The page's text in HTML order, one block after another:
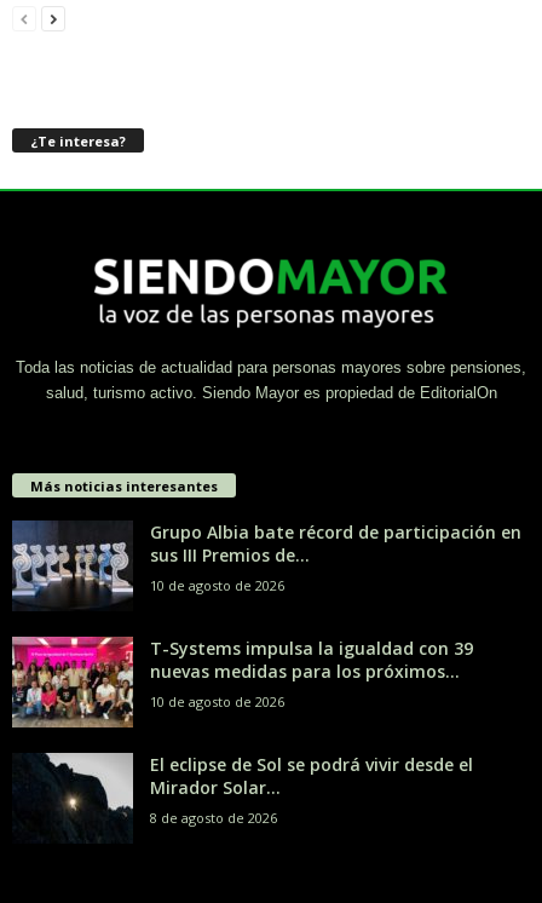
¿Te interesa?
Toda las noticias de actualidad para personas mayores sobre pensiones,
salud, turismo activo. Siendo Mayor es propiedad de EditorialOn
Más noticias interesantes
Grupo Albia bate récord de participación en
sus III Premios de...
10 de agosto de 2026
T-Systems impulsa la igualdad con 39
nuevas medidas para los próximos...
10 de agosto de 2026
El eclipse de Sol se podrá vivir desde el
Mirador Solar...
8 de agosto de 2026